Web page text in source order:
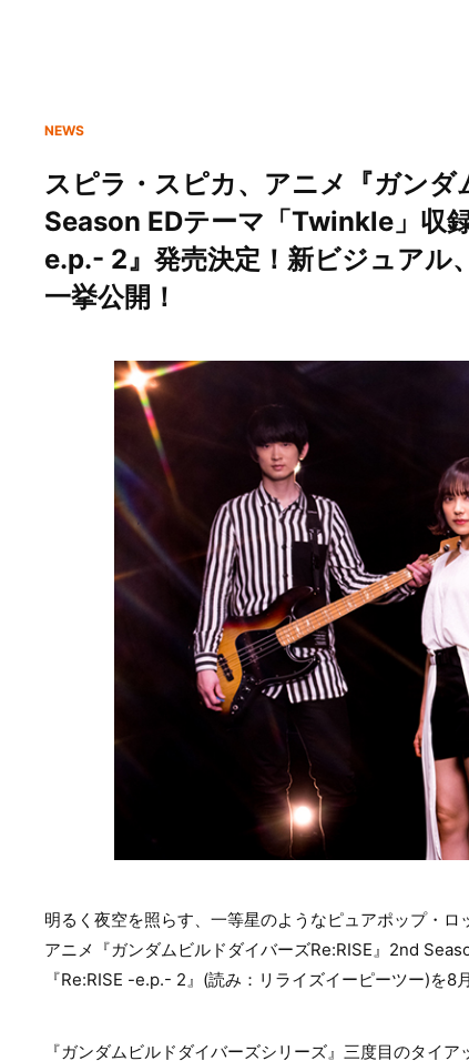
NEWS
スピラ・スピカ、アニメ『ガン
Season EDテーマ「Twinkle」収
e.p.- 2』発売決定！新ビジュア
一挙公開！
明るく夜空を照らす、一等星のようなピュアポップ・ロ
アニメ『ガンダムビルドダイバーズRe:RISE』2nd
『Re:RISE -e.p.- 2』(読み：リライズイーピーツー)を8
『ガンダムビルドダイバーズシリーズ』三度目のタイ